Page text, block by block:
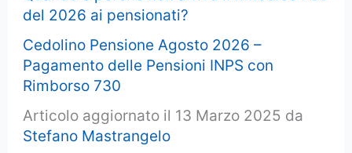
del 2026 ai pensionati?
Cedolino Pensione Agosto 2026 –
Pagamento delle Pensioni INPS con
Rimborso 730
Articolo aggiornato il 13 Marzo 2025 da
Stefano Mastrangelo